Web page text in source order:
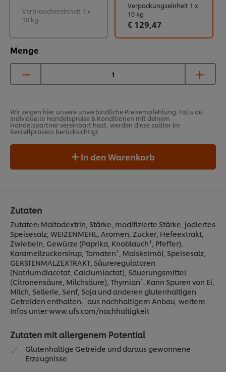
Menge
Verbrauchereinheit 1 x
10 kg
Verpackungseinheit 1 x
10 kg
€ 129,47
Wir zeigen hier unsere unverbindliche Preisempfehlung. Falls du
individuelle Handelspreise & Konditionen mit deinem
Handelspartner vereinbart hast, werden diese später im
Bestellprozess berücksichtigt
In den Warenkorb
Zutaten
Zutaten: Maltodextrin, Stärke, modifizierte Stärke, jodiertes
Speisesalz, WEIZENMEHL, Aromen, Zucker, Hefeextrakt,
Zwiebeln, Gewürze (Paprika, Knoblauch¹, Pfeffer),
Karamellzuckersirup, Tomaten¹, Maiskeimöl, Speisesalz,
GERSTENMALZEXTRAKT, Säureregulatoren
(Natriumdiacetat, Calciumlactat), Säuerungsmittel
(Citronensäure, Milchsäure), Thymian¹. Kann Spuren von Ei,
Milch, Sellerie, Senf, Soja und anderen glutenhaltigen
Getreiden enthalten. ¹aus nachhaltigem Anbau, weitere
Infos unter www.ufs.com/nachhaltigkeit
Zutaten mit allergenem Potential
Glutenhaltige Getreide und daraus gewonnene
Erzeugnisse